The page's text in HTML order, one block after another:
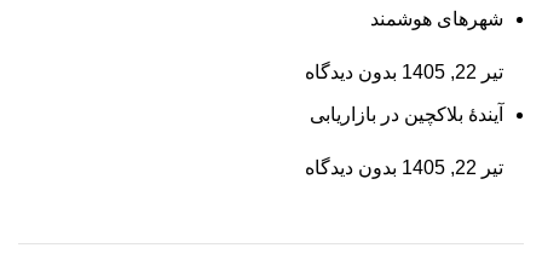
شهرهای هوشمند
تیر 22, 1405 بدون دیدگاه
آیندۀ بلاکچین در بازاریابی
تیر 22, 1405 بدون دیدگاه